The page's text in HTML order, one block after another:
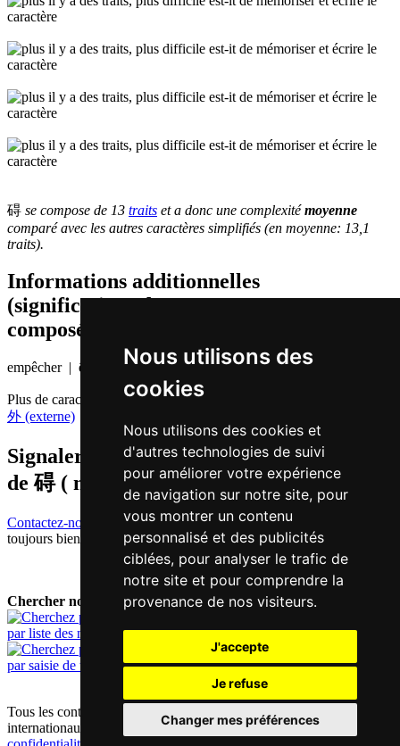
Nous utilisons des
cookies
Nous utilisons des cookies et
d'autres technologies de suivi
pour améliorer votre expérience
de navigation sur notre site, pour
vous montrer un contenu
personnalisé et des publicités
ciblées, pour analyser le trafic de
notre site et pour comprendre la
provenance de nos visiteurs.
J'accepte
Je refuse
Changer mes préférences
碍 se compose de 13 traits et a donc une complexitémoyenne
comparé avec les autres caractères simplifiés (en moyenne: 13,1
traits).
Informations additionnelles
(significations de composants, mots
composés etc.)
empêcher | être un obstacle
Plus de caractères qui se prononcent
外 (externe)
Signaler traduction fausse ou manquante
de碍 ( ngoi / ngoi6 )
Contactez-nous!
Votre feedback et critique constructive seront
toujours bienvenus.
Chercher nouveau mot:
par liste des mots
par saisie de texte
Tous les contenus sont protégés par les droits d'auteur allemands et
internationaux |
mentions obligatoires / contact|déclaration de